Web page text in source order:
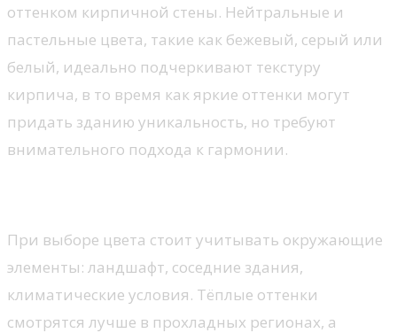
оттенком кирпичной стены. Нейтральные и
пастельные цвета, такие как бежевый, серый или
белый, идеально подчеркивают текстуру
кирпича, в то время как яркие оттенки могут
придать зданию уникальность, но требуют
внимательного подхода к гармонии.
При выборе цвета стоит учитывать окружающие
элементы: ландшафт, соседние здания,
климатические условия. Тёплые оттенки
смотрятся лучше в прохладных регионах, а